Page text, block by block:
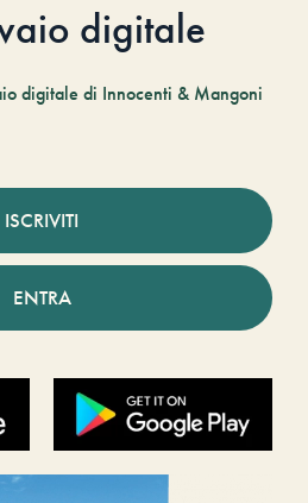
digitale
digitale di Innocenti & Mangoni
ISCRIVITI
ENTRA